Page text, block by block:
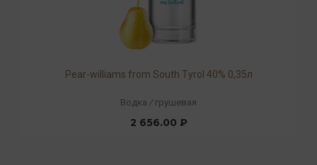
Pear-williams from South Tyrol 40% 0,35л
Водка / грушевая
2 656.00 ₽